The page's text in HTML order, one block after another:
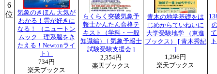
6
位
気象のきほん 天気が
わかる！雲が好きに
なる！ （ニュートン
ムック 理系脳をき
たえる！Newtonライ
ト）
734円
楽天ブックス
らくらく突破気象予
報士かんたん合格テ
キスト（学科・一般
知識編） [ 気象予報士
試験受験支援会 ]
2,354円
楽天ブックス
青木の地学基礎をは
じめからていねいに
大学受験地学 （東進
ブックス） [ 青木秀紀
]
1,296円
楽天ブックス